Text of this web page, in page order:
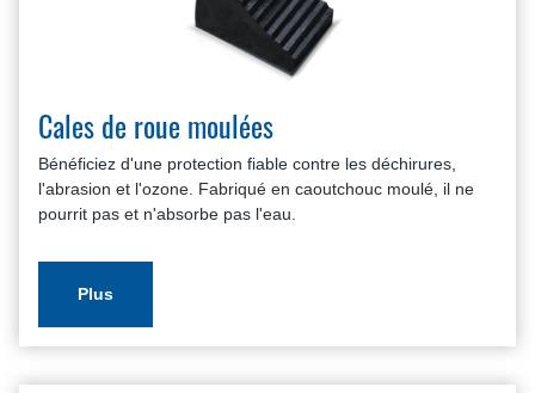
Cales de roue moulées
Bénéficiez d'une protection fiable contre les déchirures,
l'abrasion et l'ozone. Fabriqué en caoutchouc moulé, il ne
pourrit pas et n'absorbe pas l'eau.
Plus